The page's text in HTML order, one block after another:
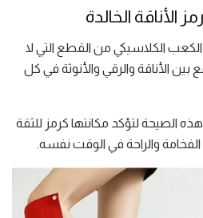
الكلاسيكي من القطع التي لا
الأناقة والرقي والأنوثة في كل
2026، تعود هذه الصيحة لتؤكد مكانتها كرمز للثقة
الفخامة والراحة في الوقت نفسه.